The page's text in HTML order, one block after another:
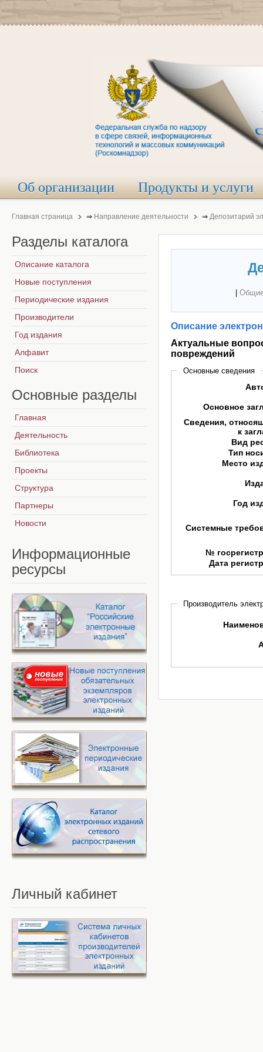
Об организации Продукты и услуги
Главная страница ⇒ Направление деятельности ⇒ Депозитарий
Описание
Актуальные
повреждений
Основные сведения
Основное
Сведения,
к
Вид
Тип
Место
Год
Системные
№
Дата
Производитель
Разделы каталога
Описание каталога
Новые поступления
Периодические издания
Производители
Год издания
Алфавит
Поиск
Основные разделы
Главная
Деятельность
Библиотека
Проекты
Структура
Партнеры
Новости
Информационные
ресурсы
Личный кабинет